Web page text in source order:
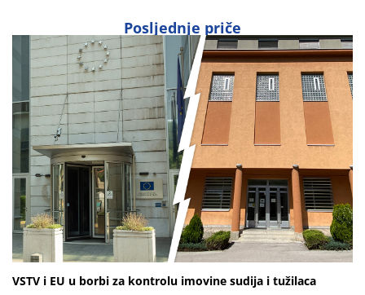
Posljednje priče
VSTV i EU u borbi za kontrolu imovine sudija i tužilaca